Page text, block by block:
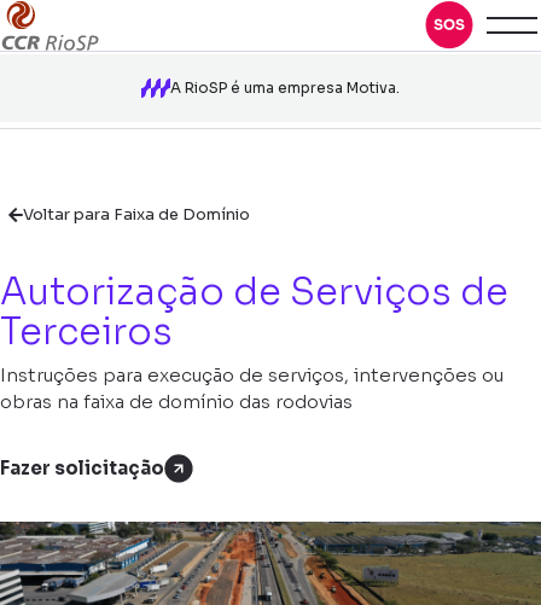
A RioSP é uma empresa Motiva.
Voltar para Faixa de Domínio
Autorização de Serviços de
Terceiros
Instruções para execução de serviços, intervenções ou
obras na faixa de domínio das rodovias
Fazer solicitação